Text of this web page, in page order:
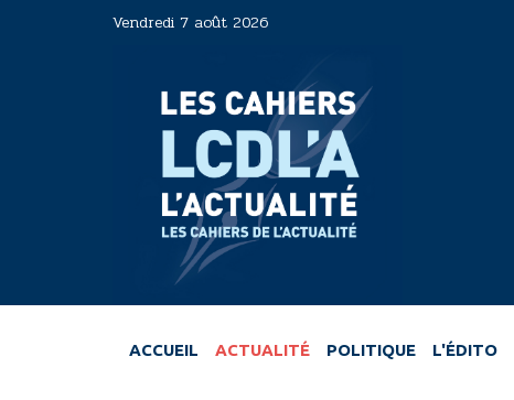
Vendredi 7 août 2026
ACCUEIL ACTUALITÉ POLITIQUE L'ÉDITO